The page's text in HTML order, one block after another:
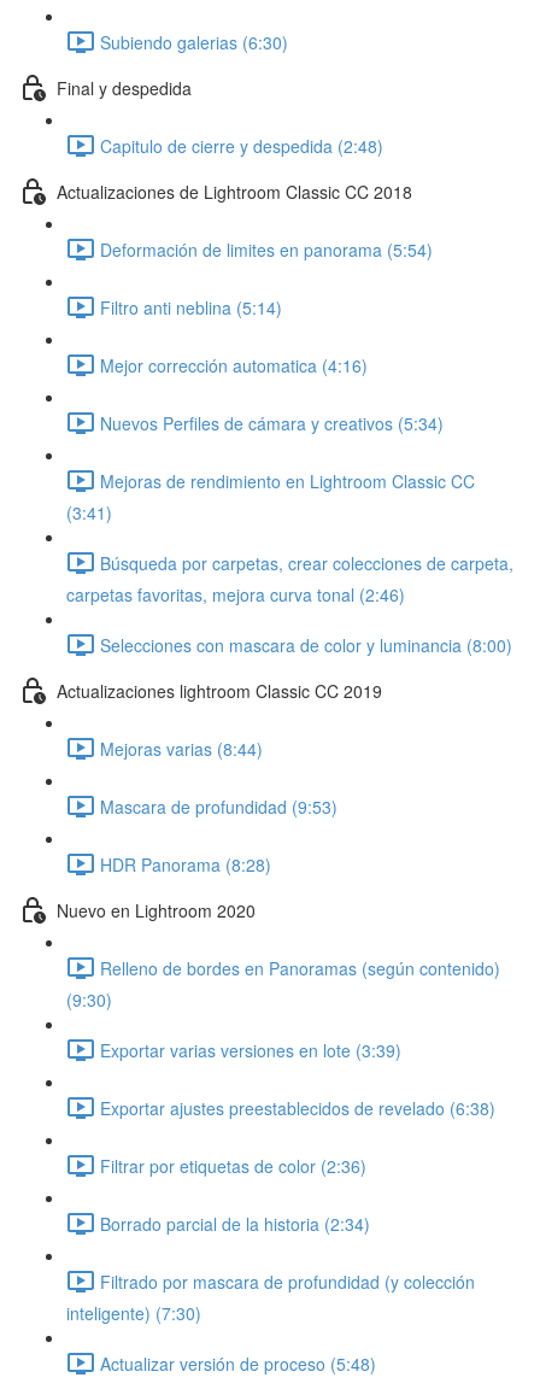
Subiendo galerias (6:30)
Final y despedida
Capitulo de cierre y despedida (2:48)
Actualizaciones de Lightroom Classic CC 2018
Deformación de limites en panorama (5:54)
Filtro anti neblina (5:14)
Mejor corrección automatica (4:16)
Nuevos Perfiles de cámara y creativos (5:34)
Mejoras de rendimiento en Lightroom Classic CC
(3:41)
Búsqueda por carpetas, crear colecciones de carpeta,
carpetas favoritas, mejora curva tonal (2:46)
Selecciones con mascara de color y luminancia (8:00)
Actualizaciones lightroom Classic CC 2019
Mejoras varias (8:44)
Mascara de profundidad (9:53)
HDR Panorama (8:28)
Nuevo en Lightroom 2020
Relleno de bordes en Panoramas (según contenido)
(9:30)
Exportar varias versiones en lote (3:39)
Exportar ajustes preestablecidos de revelado (6:38)
Filtrar por etiquetas de color (2:36)
Borrado parcial de la historia (2:34)
Filtrado por mascara de profundidad (y colección
inteligente) (7:30)
Actualizar versión de proceso (5:48)